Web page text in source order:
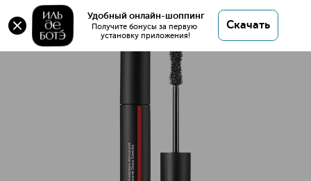
Удобный онлайн-шоппинг
Получите бонусы за первую
установку приложения!
Скачать
Оригинал 💯 ControlledChaos MascaraInk Тушь
для ресниц купить в интернет магазине ИЛЬ ДЕ
БОТЭ с доставкой.